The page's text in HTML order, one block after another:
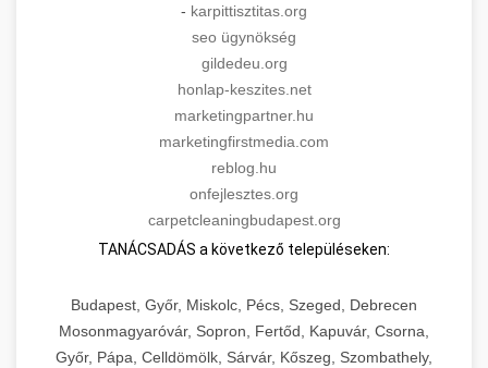
- karpittisztitas.org
seo ügynökség
gildedeu.org
honlap-keszites.net
marketingpartner.hu
marketingfirstmedia.com
reblog.hu
onfejlesztes.org
carpetcleaningbudapest.org
TANÁCSADÁS a következő településeken:
Budapest, Győr, Miskolc, Pécs, Szeged, Debrecen
Mosonmagyaróvár, Sopron, Fertőd, Kapuvár, Csorna,
Győr, Pápa, Celldömölk, Sárvár, Kőszeg, Szombathely,